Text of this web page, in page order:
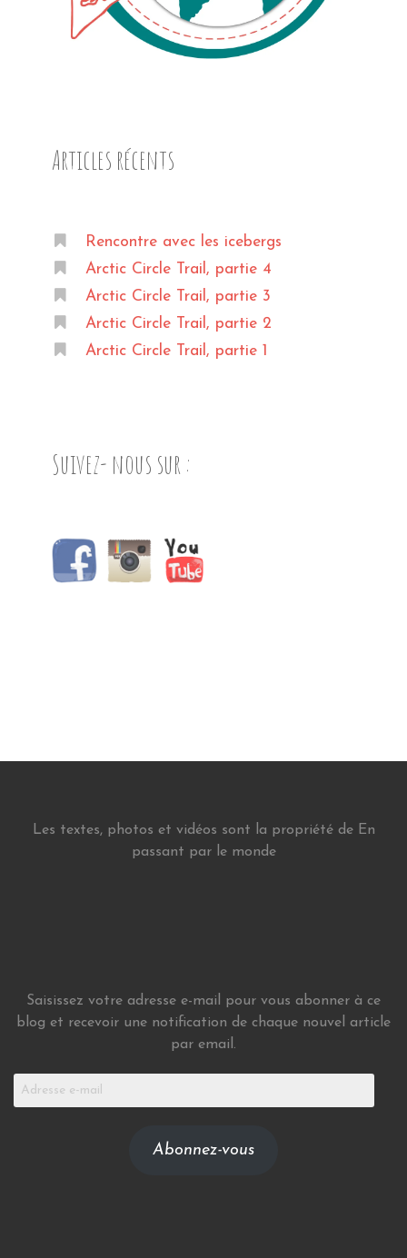
Articles récents
Rencontre avec les icebergs
Arctic Circle Trail, partie 4
Arctic Circle Trail, partie 3
Arctic Circle Trail, partie 2
Arctic Circle Trail, partie 1
Suivez- nous sur :
Les textes, photos et vidéos sont la propriété de En
passant par le monde
Saisissez votre adresse e-mail pour vous abonner à ce
blog et recevoir une notification de chaque nouvel article
par email.
Adresse
Abonnez-vous